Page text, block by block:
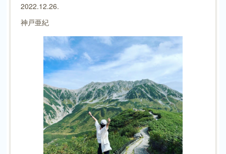
2022.12.26.
神戸亜紀